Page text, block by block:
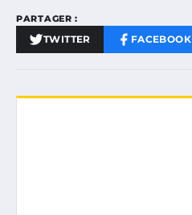
PARTAGER :
TWITTER FACEBOOK